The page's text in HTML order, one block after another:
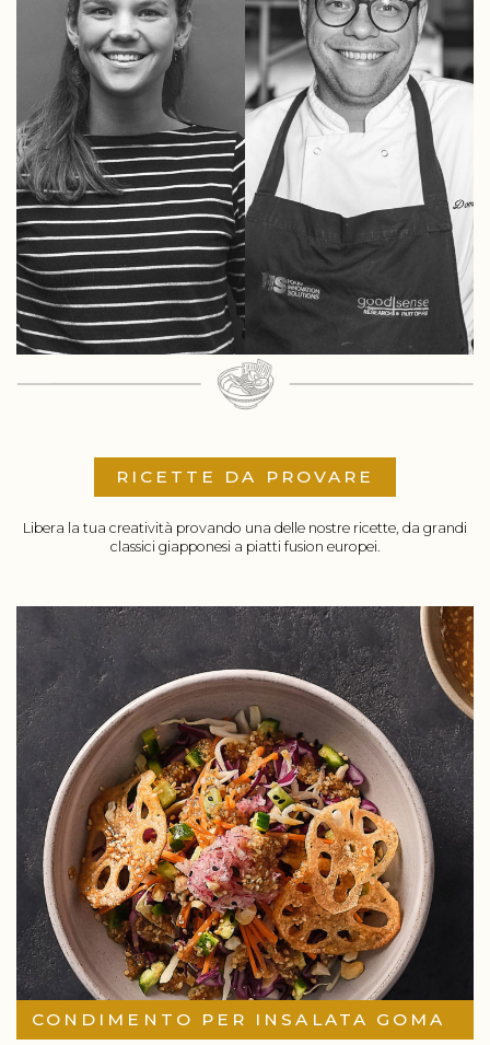
RICETTE DA PROVARE
Libera la tua creatività provando una delle nostre ricette, da grandi
classici giapponesi a piatti fusion europei.
CONDIMENTO PER INSALATA GOMA